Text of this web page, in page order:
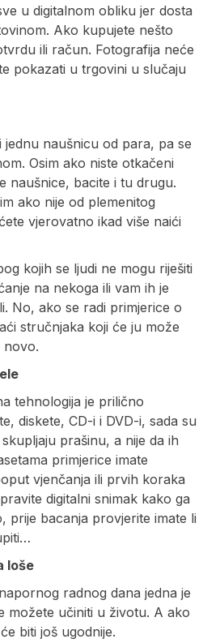
u digitalnom obliku jer dosta
Ako kupujete nešto
ili račun. Fotografija neće
pokazati u trgovini u slučaju
naušnicu od para, pa se
Osim ako niste otkačeni
naušnice, bacite i tu drugu.
ako nije od plemenitog
vjerovatno ikad više naići
kojih se ljudi ne mogu riješiti
na nekoga ili vam ih je
No, ako se radi primjerice o
stručnjaka koji će ju može
novo.
tehnologija je prilično
diskete, CD-i i DVD-i, sada su
prašinu, a nije da ih
primjerice imate
vjenčanja ili prvih koraka
digitalni snimak kako ga
prije bacanja provjerite imate li
loše
radnog dana jedna je
možete učiniti u životu. A ako
biti još ugodnije.